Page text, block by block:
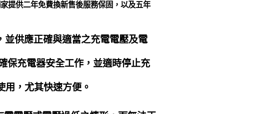
提供二年免費換新售後服務保固，以及五年
供應正確與適當之充電電壓及電
保充電器安全工作，並適時停止充
，尤其快速方便。